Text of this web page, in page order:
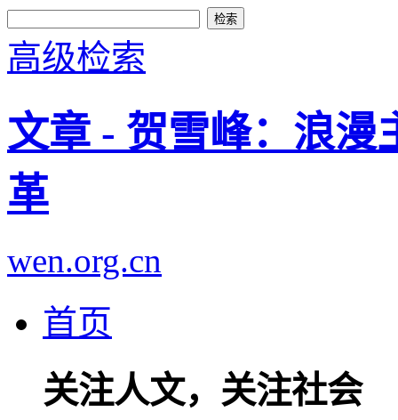
高级检索
文章 - 贺雪峰：浪漫
革
wen.org.cn
首页
关注人文，关注社会